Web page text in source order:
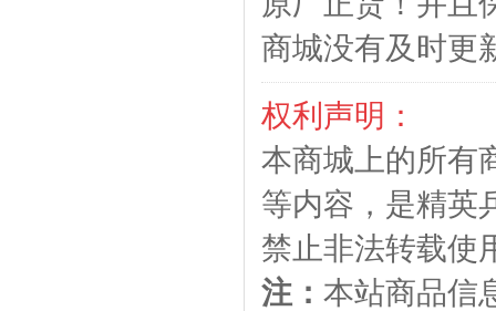
商城没有及时更
权利声明：
本商城上的所有
等内容，是精英
禁止非法转载使
注： 本站商品信